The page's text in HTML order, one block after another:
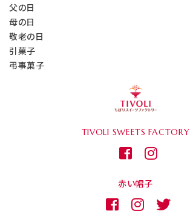
父の日
母の日
敬老の日
引菓子
弔事菓子
TIVOLI SWEETS FACTORY
赤い帽子